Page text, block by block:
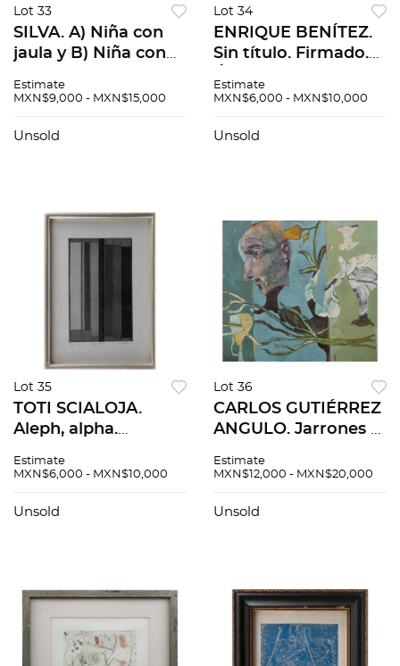
Lot 33
SILVA. A) Niña con
jaula y B) Niña con
Óleo sobre tela. 120 x
cada uno. Pzs: 2
Estimate
MXN$9,000 - MXN$15,000
Unsold
Lot 34
ENRIQUE BENÍTEZ.
Sin título. Firmado.
47 cm
Estimate
MXN$6,000 - MXN$10,000
Unsold
Lot 35
TOTI SCIALOJA.
Aleph, alpha.
75. Grabado al
aguatinta 20 / 50. 35
Estimate
MXN$6,000 - MXN$10,000
Unsold
Lot 36
CARLOS GUTIÉRREZ
ANGULO. Jarrones y
reverso. Óleo sobre
cm
Estimate
MXN$12,000 - MXN$20,000
Unsold